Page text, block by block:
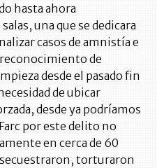
hasta ahora
una que se dedicara
casos de amnistía e
de
desde el pasado fin
de ubicar
desde ya podríamos
por este delito no
en cerca de 60
torturaron